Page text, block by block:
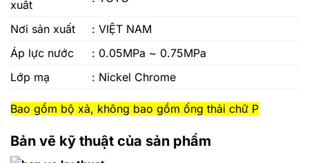
xuất
Nơi sản xuất
: VIỆT NAM
Áp lực nước
: 0.05MPa ~ 0.75MPa
Lớp mạ
: Nickel Chrome
Bao gồm bộ xả, không bao gồm ống thải chữ P
Bản vẽ kỹ thuật của sản phẩm